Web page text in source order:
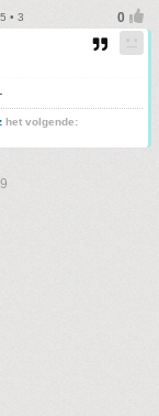
• 3
het volgende: